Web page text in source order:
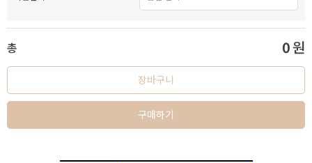
총 0원
장바구니
구매하기